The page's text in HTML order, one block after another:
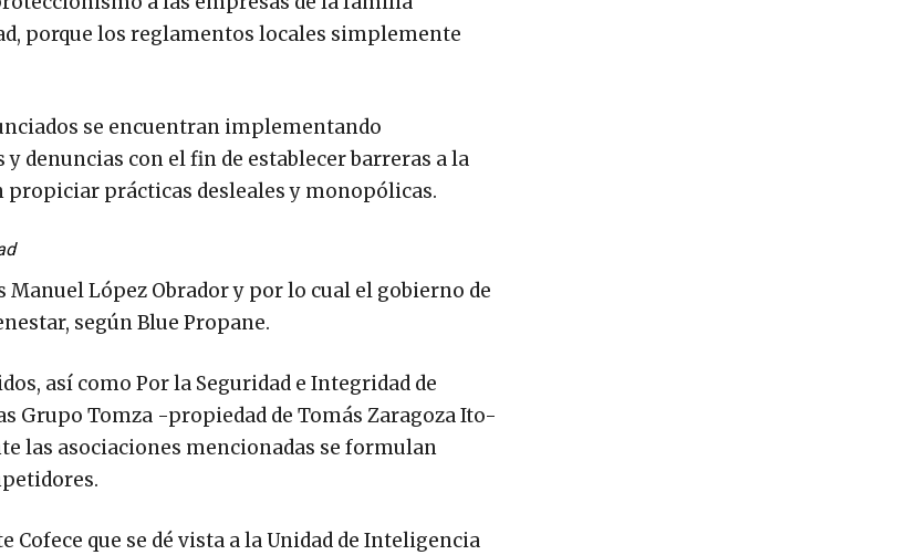
porque los reglamentos locales simplemente
se encuentran implementando
denuncias con el fin de establecer barreras a la
prácticas desleales y monopólicas.
López Obrador y por lo cual el gobierno de
según Blue Propane.
así como Por la Seguridad e Integridad de
Grupo Tomza -propiedad de Tomás Zaragoza Ito-
las asociaciones mencionadas se formulan
que se dé vista a la Unidad de Inteligencia